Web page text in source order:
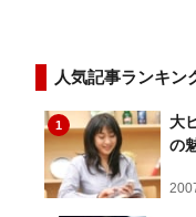
人気記事ランキン
1
大
の